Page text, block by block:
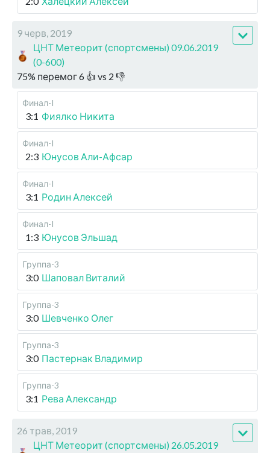
9 черв, 2019
ЦНТ Метеорит (спортсмены) 09.06.2019
(0-600)
75% перемог6 👍 vs 2 👎
Финал-I
3:1 Фиялко Никита
Финал-I
2:3 Юнусов Али-Афсар
Финал-I
3:1 Родин Алексей
Финал-I
1:3 Юнусов Эльшад
Группа-3
3:0 Шаповал Виталий
Группа-3
3:0 Шевченко Олег
Группа-3
3:0 Пастернак Владимир
Группа-3
3:1 Рева Александр
26 трав, 2019
ЦНТ Метеорит (спортсмены) 26.05.2019